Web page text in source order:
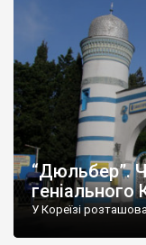
“Дюльбер”.
геніального
У Кореїзі